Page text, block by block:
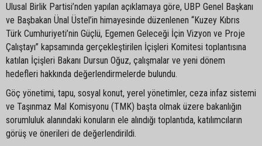
Ulusal Birlik Partisi’nden yapılan açıklamaya göre, UBP Genel Başkanı
ve Başbakan Ünal Üstel’in himayesinde düzenlenen “Kuzey Kıbrıs
Türk Cumhuriyeti’nin Güçlü, Egemen Geleceği İçin Vizyon ve Proje
Çalıştayı” kapsamında gerçekleştirilen İçişleri Komitesi toplantısına
katılan İçişleri Bakanı Dursun Oğuz, çalışmalar ve yeni dönem
hedefleri hakkında değerlendirmelerde bulundu.
Göç yönetimi, tapu, sosyal konut, yerel yönetimler, ceza infaz sistemi
ve Taşınmaz Mal Komisyonu (TMK) başta olmak üzere bakanlığın
sorumluluk alanındaki konuların ele alındığı toplantıda, katılımcıların
görüş ve önerileri de değerlendirildi.